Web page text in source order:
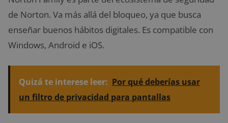
de Norton. Va más allá del bloqueo, ya que busca
enseñar buenos hábitos digitales. Es compatible con
Windows, Android e iOS.
Quizá te interese leer: Por qué deberías usar
un filtro de privacidad para pantallas